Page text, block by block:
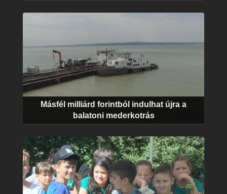
Másfél milliárd forintból indulhat újra a
balatoni mederkotrás